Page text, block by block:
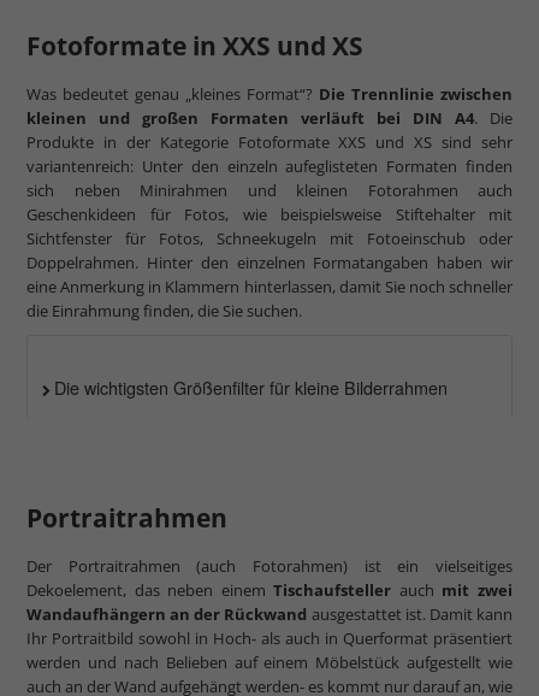
Fotoformate in XXS und XS
Was bedeutet genau „kleines Format“? Die Trennlinie zwischen
kleinen und großen Formaten verläuft bei DIN A4. Die
Produkte in der Kategorie Fotoformate XXS und XS sind sehr
variantenreich: Unter den einzeln aufeglisteten Formaten finden
sich neben Minirahmen und kleinen Fotorahmen auch
Geschenkideen für Fotos, wie beispielsweise Stiftehalter mit
Sichtfenster für Fotos, Schneekugeln mit Fotoeinschub oder
Doppelrahmen. Hinter den einzelnen Formatangaben haben wir
eine Anmerkung in Klammern hinterlassen, damit Sie noch schneller
die Einrahmung finden, die Sie suchen.
Die wichtigsten Größenfilter für kleine Bilderrahmen
Portraitrahmen
Der Portraitrahmen (auch Fotorahmen) ist ein vielseitiges
Dekoelement, das neben einemTischaufsteller auch mit zwei
Wandaufhängern an der Rückwand ausgestattet ist. Damit kann
Ihr Portraitbild sowohl in Hoch- als auch in Querformat präsentiert
werden und nach Belieben auf einem Möbelstück aufgestellt wie
auch an der Wand aufgehängt werden- es kommt nur darauf an, wie